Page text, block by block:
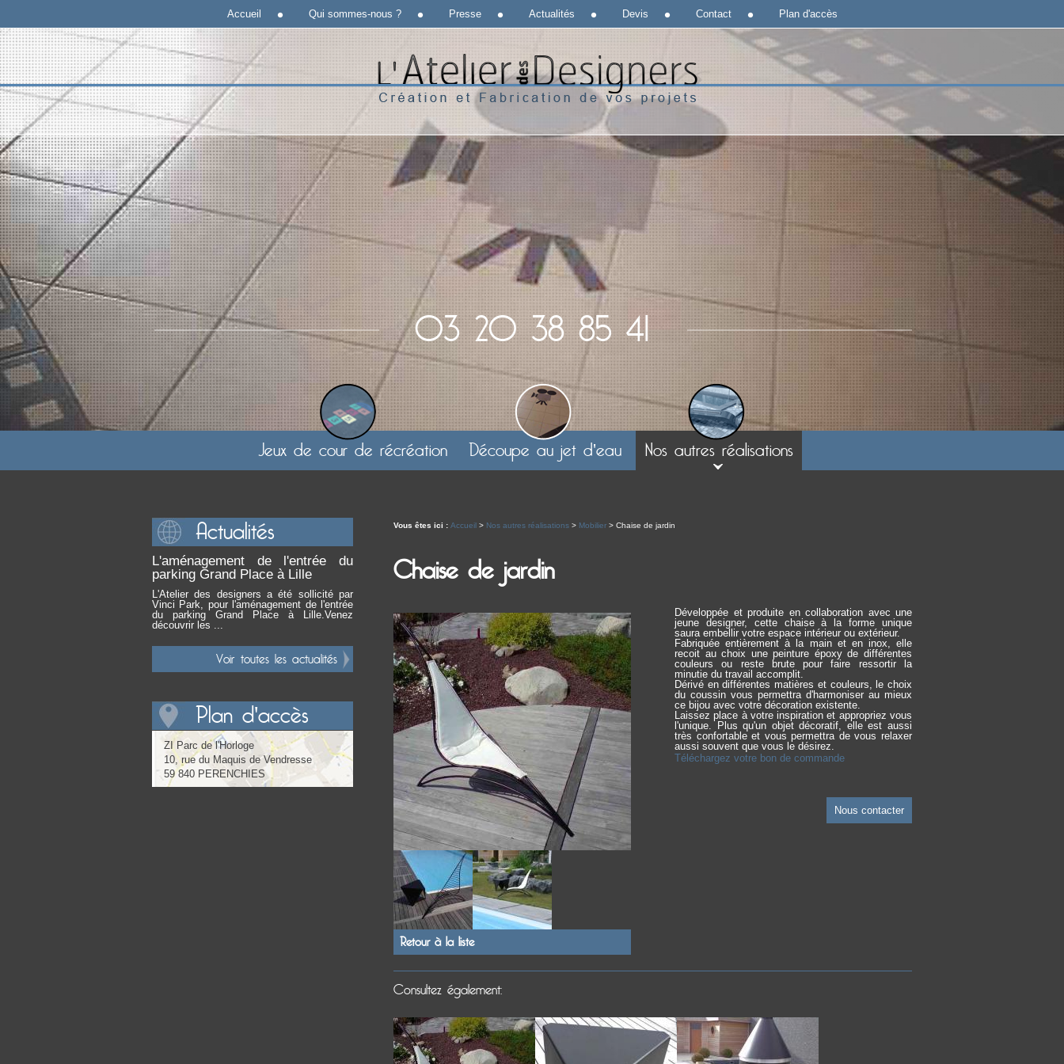
Vous êtes ici : Accueil > Nos autres réalisations > Mobilier > Chaise de jardin
Chaise de jardin
Développée et produite en collaboration avec une
jeune designer, cette chaise à la forme unique
saura embellir votre espace intérieur ou extérieur.
Fabriquée entièrement à la main et en inox, elle
recoit au choix une peinture époxy de différentes
couleurs ou reste brute pour faire ressortir la
minutie du travail accomplit.
Dérivé en différentes matières et couleurs, le choix
du coussin vous permettra d'harmoniser au mieux
ce bijou avec votre décoration existente.
Laissez place à votre inspiration et appropriez vous
l'unique. Plus qu'un objet décoratif, elle est aussi
très confortable et vous permettra de vous relaxer
aussi souvent que vous le désirez.
Téléchargez votre bon de commande
Nous contacter
Retour à la liste
Consultez également:
Chaise de jardin
Actualités
L'aménagement de l'entrée du
parking Grand Place à Lille
L'Atelier des designers a été sollicité par
Vinci Park, pour l'aménagement de l'entrée
du parking Grand Place à Lille.Venez
découvrir les ...
Voir toutes les actualités
Plan d'accès
ZI Parc de l'Horloge
10, rue du Maquis de Vendresse
59 840 PERENCHIES
03 20 38 85 41
Accueil Qui sommes-nous ? Presse Actualités Devis Contact Plan d'accès
Jeux de cour de récréation Découpe au jet d'eau Nos autres réalisations
1 3